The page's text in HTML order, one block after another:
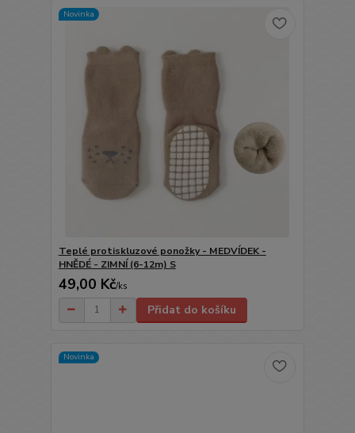
Novinka
Teplé protiskluzové ponožky - MEDVÍDEK -
HNĚDÉ - ZIMNÍ (6-12m) S
49,00 Kč/ks
Přidat do košíku
Novinka